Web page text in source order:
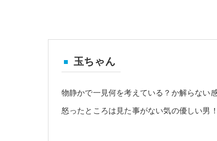
玉ちゃん
物静かで一見何を考えている？か解らない
怒ったところは見た事がない気の優しい男